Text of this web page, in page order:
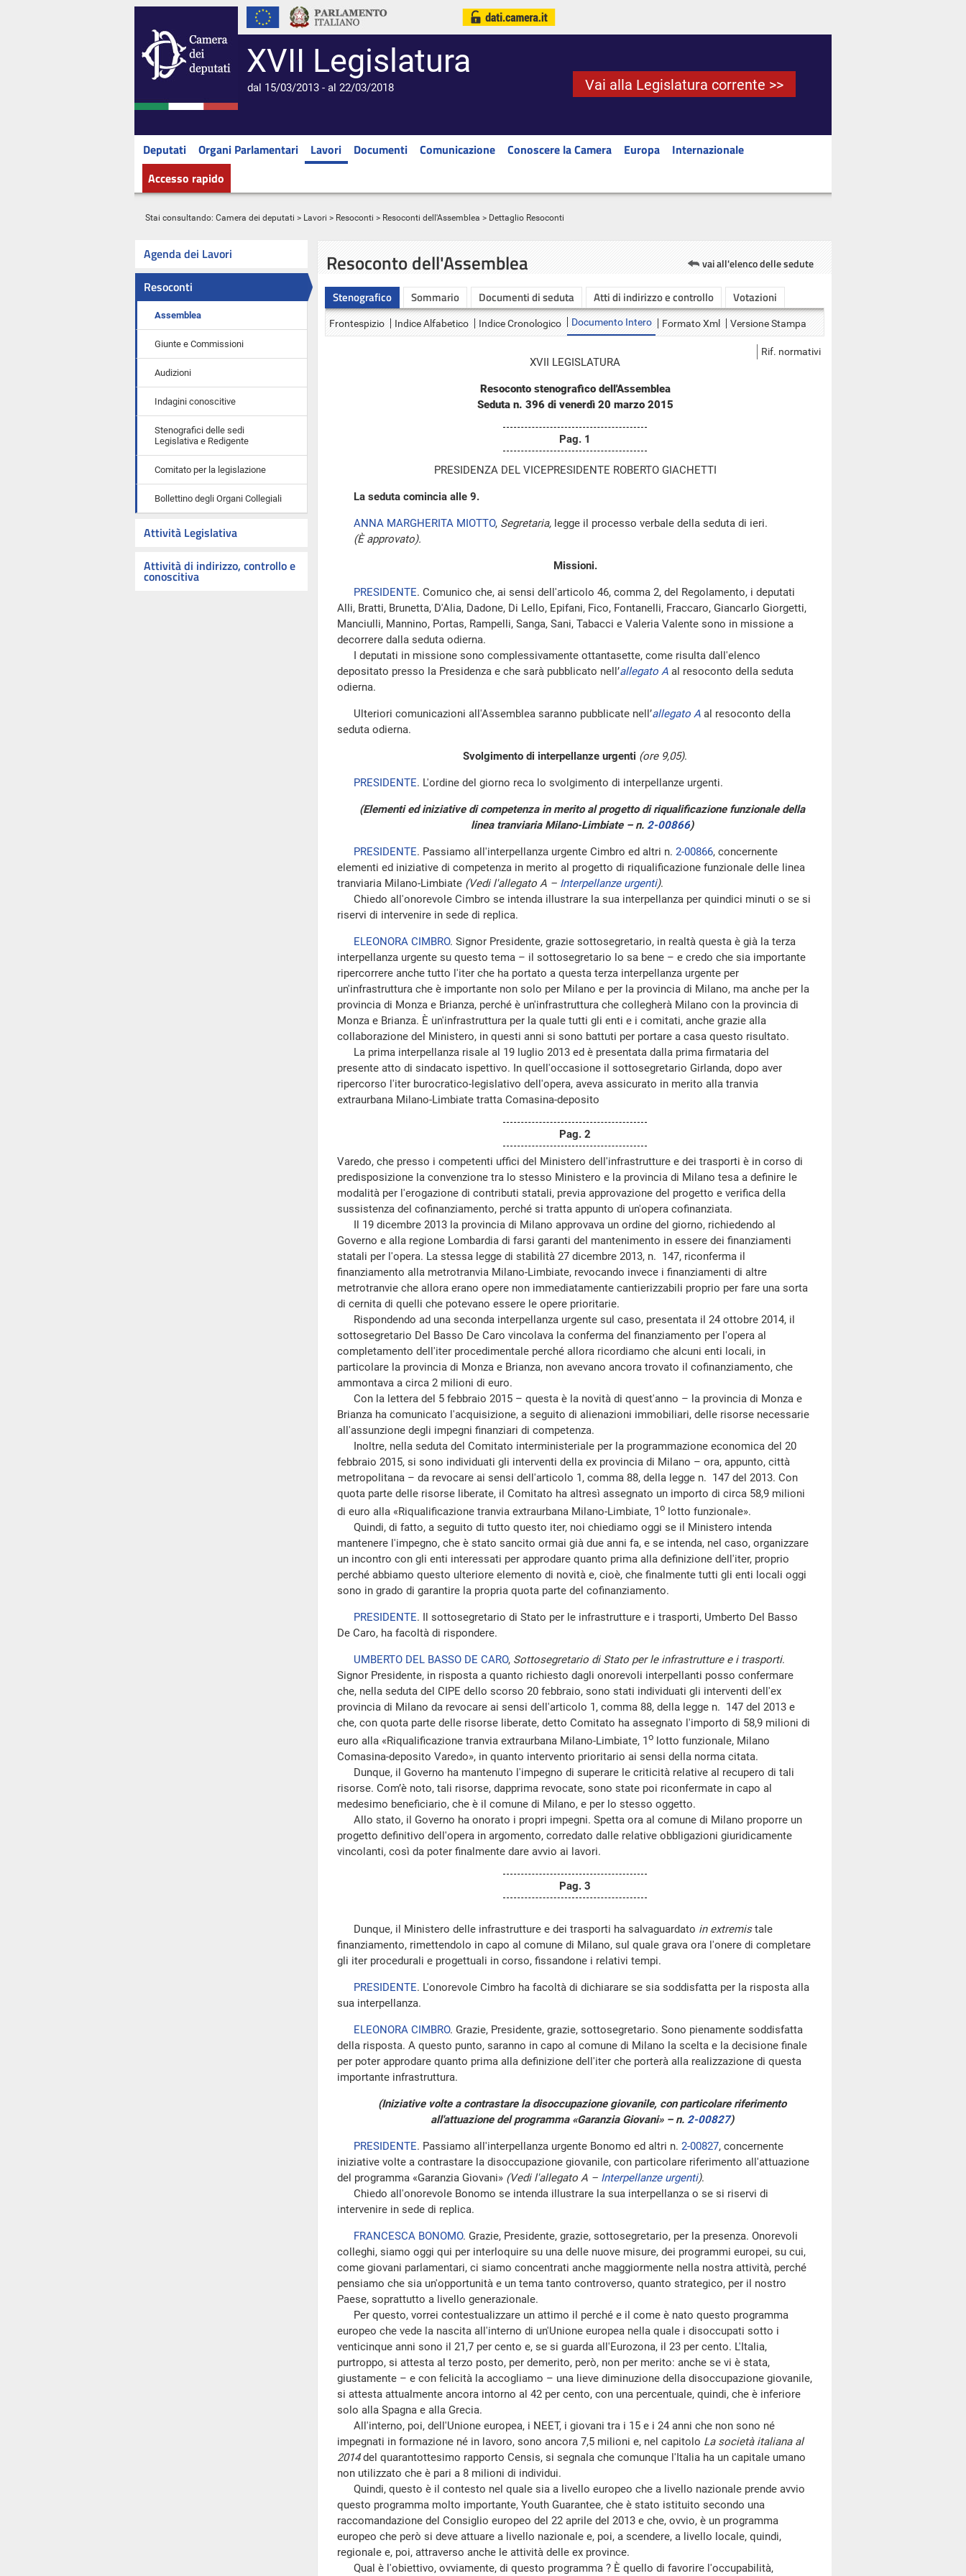
XVII Legislatura
dal 15/03/2013 - al 22/03/2018 Vai alla Legislatura corrente >>
Deputati Organi Parlamentari Lavori Documenti Comunicazione Conoscere la Camera Europa
Internazionale
Accesso rapido
Stai consultando: Camera dei deputati > Lavori > Resoconti > Resoconti dell'Assemblea > Dettaglio Resoconti
Agenda dei Lavori
Resoconti
Assemblea
Giunte e Commissioni
Audizioni
Indagini conoscitive
Stenografici delle sedi
Legislativa e Redigente
Comitato per la legislazione
Bollettino degli Organi Collegiali
Attività Legislativa
Attività di indirizzo, controllo e
conoscitiva
Resoconto dell'Assemblea vai all'elenco delle sedute
Stenografico Sommario Documenti di seduta Atti di indirizzo e controllo Votazioni
Frontespizio Indice Alfabetico Indice Cronologico Documento Intero Formato Xml Versione Stampa
Rif. normativi
XVII LEGISLATURA
Resoconto stenografico dell'Assemblea
Seduta n. 396 di venerdì 20 marzo 2015
Pag. 1
PRESIDENZA DEL VICEPRESIDENTE ROBERTO GIACHETTI
La seduta comincia alle 9.
ANNA MARGHERITA MIOTTO, Segretaria, legge il processo verbale della seduta di ieri.
(È approvato).
Missioni.
PRESIDENTE. Comunico che, ai sensi dell'articolo 46, comma 2, del Regolamento, i deputati
Alli, Bratti, Brunetta, D'Alia, Dadone, Di Lello, Epifani, Fico, Fontanelli, Fraccaro, Giancarlo Giorgetti,
Manciulli, Mannino, Portas, Rampelli, Sanga, Sani, Tabacci e Valeria Valente sono in missione a
decorrere dalla seduta odierna.
I deputati in missione sono complessivamente ottantasette, come risulta dall'elenco
depositato presso la Presidenza e che sarà pubblicato nell’allegato A al resoconto della seduta
odierna.
Ulteriori comunicazioni all'Assemblea saranno pubblicate nell’allegato A al resoconto della
seduta odierna.
Svolgimento di interpellanze urgenti (ore 9,05).
PRESIDENTE. L'ordine del giorno reca lo svolgimento di interpellanze urgenti.
(Elementi ed iniziative di competenza in merito al progetto di riqualificazione funzionale della
linea tranviaria Milano-Limbiate – n. 2-00866)
PRESIDENTE. Passiamo all'interpellanza urgente Cimbro ed altri n. 2-00866, concernente
elementi ed iniziative di competenza in merito al progetto di riqualificazione funzionale delle linea
tranviaria Milano-Limbiate (Vedi l'allegato A – Interpellanze urgenti).
Chiedo all'onorevole Cimbro se intenda illustrare la sua interpellanza per quindici minuti o se si
riservi di intervenire in sede di replica.
ELEONORA CIMBRO. Signor Presidente, grazie sottosegretario, in realtà questa è già la terza
interpellanza urgente su questo tema – il sottosegretario lo sa bene – e credo che sia importante
ripercorrere anche tutto l'iter che ha portato a questa terza interpellanza urgente per
un'infrastruttura che è importante non solo per Milano e per la provincia di Milano, ma anche per la
provincia di Monza e Brianza, perché è un'infrastruttura che collegherà Milano con la provincia di
Monza e Brianza. È un'infrastruttura per la quale tutti gli enti e i comitati, anche grazie alla
collaborazione del Ministero, in questi anni si sono battuti per portare a casa questo risultato.
La prima interpellanza risale al 19 luglio 2013 ed è presentata dalla prima firmataria del
presente atto di sindacato ispettivo. In quell'occasione il sottosegretario Girlanda, dopo aver
ripercorso l'iter burocratico-legislativo dell'opera, aveva assicurato in merito alla tranvia
extraurbana Milano-Limbiate tratta Comasina-deposito
Pag. 2
Varedo, che presso i competenti uffici del Ministero dell'infrastrutture e dei trasporti è in corso di
predisposizione la convenzione tra lo stesso Ministero e la provincia di Milano tesa a definire le
modalità per l'erogazione di contributi statali, previa approvazione del progetto e verifica della
sussistenza del cofinanziamento, perché si tratta appunto di un'opera cofinanziata.
Il 19 dicembre 2013 la provincia di Milano approvava un ordine del giorno, richiedendo al
Governo e alla regione Lombardia di farsi garanti del mantenimento in essere dei finanziamenti
statali per l'opera. La stessa legge di stabilità 27 dicembre 2013, n. 147, riconferma il
finanziamento alla metrotranvia Milano-Limbiate, revocando invece i finanziamenti di altre
metrotranvie che allora erano opere non immediatamente cantierizzabili proprio per fare una sorta
di cernita di quelli che potevano essere le opere prioritarie.
Rispondendo ad una seconda interpellanza urgente sul caso, presentata il 24 ottobre 2014, il
sottosegretario Del Basso De Caro vincolava la conferma del finanziamento per l'opera al
completamento dell'iter procedimentale perché allora ricordiamo che alcuni enti locali, in
particolare la provincia di Monza e Brianza, non avevano ancora trovato il cofinanziamento, che
ammontava a circa 2 milioni di euro.
Con la lettera del 5 febbraio 2015 – questa è la novità di quest'anno – la provincia di Monza e
Brianza ha comunicato l'acquisizione, a seguito di alienazioni immobiliari, delle risorse necessarie
all'assunzione degli impegni finanziari di competenza.
Inoltre, nella seduta del Comitato interministeriale per la programmazione economica del 20
febbraio 2015, si sono individuati gli interventi della ex provincia di Milano – ora, appunto, città
metropolitana – da revocare ai sensi dell'articolo 1, comma 88, della legge n. 147 del 2013. Con
quota parte delle risorse liberate, il Comitato ha altresì assegnato un importo di circa 58,9 milioni
di euro alla «Riqualificazione tranvia extraurbana Milano-Limbiate, 1o lotto funzionale».
Quindi, di fatto, a seguito di tutto questo iter, noi chiediamo oggi se il Ministero intenda
mantenere l'impegno, che è stato sancito ormai già due anni fa, e se intenda, nel caso, organizzare
un incontro con gli enti interessati per approdare quanto prima alla definizione dell'iter, proprio
perché abbiamo questo ulteriore elemento di novità e, cioè, che finalmente tutti gli enti locali oggi
sono in grado di garantire la propria quota parte del cofinanziamento.
PRESIDENTE. Il sottosegretario di Stato per le infrastrutture e i trasporti, Umberto Del Basso
De Caro, ha facoltà di rispondere.
UMBERTO DEL BASSO DE CARO, Sottosegretario di Stato per le infrastrutture e i trasporti.
Signor Presidente, in risposta a quanto richiesto dagli onorevoli interpellanti posso confermare
che, nella seduta del CIPE dello scorso 20 febbraio, sono stati individuati gli interventi dell'ex
provincia di Milano da revocare ai sensi dell'articolo 1, comma 88, della legge n. 147 del 2013 e
che, con quota parte delle risorse liberate, detto Comitato ha assegnato l'importo di 58,9 milioni di
euro alla «Riqualificazione tranvia extraurbana Milano-Limbiate, 1o lotto funzionale, Milano
Comasina-deposito Varedo», in quanto intervento prioritario ai sensi della norma citata.
Dunque, il Governo ha mantenuto l'impegno di superare le criticità relative al recupero di tali
risorse. Com’è noto, tali risorse, dapprima revocate, sono state poi riconfermate in capo al
medesimo beneficiario, che è il comune di Milano, e per lo stesso oggetto.
Allo stato, il Governo ha onorato i propri impegni. Spetta ora al comune di Milano proporre un
progetto definitivo dell'opera in argomento, corredato dalle relative obbligazioni giuridicamente
vincolanti, così da poter finalmente dare avvio ai lavori.
Pag. 3
Dunque, il Ministero delle infrastrutture e dei trasporti ha salvaguardato in extremistale
finanziamento, rimettendolo in capo al comune di Milano, sul quale grava ora l'onere di completare
gli iter procedurali e progettuali in corso, fissandone i relativi tempi.
PRESIDENTE. L'onorevole Cimbro ha facoltà di dichiarare se sia soddisfatta per la risposta alla
sua interpellanza.
ELEONORA CIMBRO. Grazie, Presidente, grazie, sottosegretario. Sono pienamente soddisfatta
della risposta. A questo punto, saranno in capo al comune di Milano la scelta e la decisione finale
per poter approdare quanto prima alla definizione dell'iter che porterà alla realizzazione di questa
importante infrastruttura.
(Iniziative volte a contrastare la disoccupazione giovanile, con particolare riferimento
all'attuazione del programma «Garanzia Giovani» – n. 2-00827)
PRESIDENTE. Passiamo all'interpellanza urgente Bonomo ed altri n. 2-00827, concernente
iniziative volte a contrastare la disoccupazione giovanile, con particolare riferimento all'attuazione
del programma «Garanzia Giovani» (Vedi l'allegato A – Interpellanze urgenti).
Chiedo all'onorevole Bonomo se intenda illustrare la sua interpellanza o se si riservi di
intervenire in sede di replica.
FRANCESCA BONOMO. Grazie, Presidente, grazie, sottosegretario, per la presenza. Onorevoli
colleghi, siamo oggi qui per interloquire su una delle nuove misure, dei programmi europei, su cui,
come giovani parlamentari, ci siamo concentrati anche maggiormente nella nostra attività, perché
pensiamo che sia un'opportunità e un tema tanto controverso, quanto strategico, per il nostro
Paese, soprattutto a livello generazionale.
Per questo, vorrei contestualizzare un attimo il perché e il come è nato questo programma
europeo che vede la nascita all'interno di un'Unione europea nella quale i disoccupati sotto i
venticinque anni sono il 21,7 per cento e, se si guarda all'Eurozona, il 23 per cento. L'Italia,
purtroppo, si attesta al terzo posto, per demerito, però, non per merito: anche se vi è stata,
giustamente – e con felicità la accogliamo – una lieve diminuzione della disoccupazione giovanile,
si attesta attualmente ancora intorno al 42 per cento, con una percentuale, quindi, che è inferiore
solo alla Spagna e alla Grecia.
All'interno, poi, dell'Unione europea, i NEET, i giovani tra i 15 e i 24 anni che non sono né
impegnati in formazione né in lavoro, sono ancora 7,5 milioni e, nel capitolo La società italiana al
2014del quarantottesimo rapporto Censis, si segnala che comunque l'Italia ha un capitale umano
non utilizzato che è pari a 8 milioni di individui.
Quindi, questo è il contesto nel quale sia a livello europeo che a livello nazionale prende avvio
questo programma molto importante, Youth Guarantee, che è stato istituito secondo una
raccomandazione del Consiglio europeo del 22 aprile del 2013 e che, ovvio, è un programma
europeo che però si deve attuare a livello nazionale e, poi, a scendere, a livello locale, quindi,
regionale e, poi, attraverso anche le attività delle ex province.
Qual è l'obiettivo, ovviamente, di questo programma ? È quello di favorire l'occupabilità,